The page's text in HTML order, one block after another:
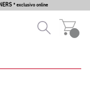
* exclusivo online